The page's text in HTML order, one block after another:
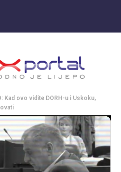
Kad ovo vidite DORH-u i Uskoku,